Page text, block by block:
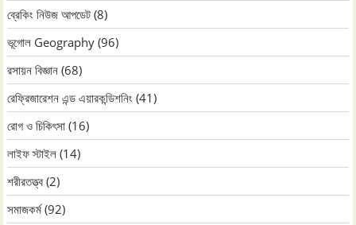
ব্রেকিং নিউজ আপডেট (8)
ভূগোল Geography (96)
রসায়ন বিজ্ঞান (68)
রেফ্রিজারেশন এন্ড এয়ারকন্ডিশনিং (41)
রোগ ও চিকিৎসা (16)
লাইফ স্টাইল (14)
শরীরতত্ত্ব (2)
সমাজকর্ম(92)